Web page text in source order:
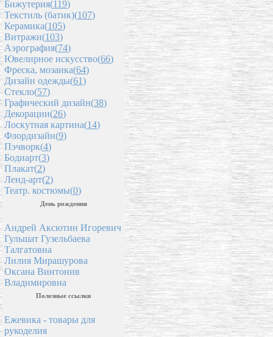
Бижутерия(119)
Текстиль (батик)(107)
Керамика(105)
Витражи(103)
Аэрография(74)
Ювелирное искусство(66)
Фреска, мозаика(64)
Дизайн одежды(61)
Стекло(57)
Графический дизайн(38)
Декорации(26)
Лоскутная картина(14)
Флордизайн(9)
Пэчворк(4)
Бодиарт(3)
Плакат(2)
Ленд-арт(2)
Театр. костюмы(0)
День рождения
Андрей Аксютин Игоревич
Гульшат Гузельбаева
Талгатовна
Лилия Мирашурова
Оксана Винтонив
Владимировна
Полезные ссылки
Ежевика - товары для
рукоделия